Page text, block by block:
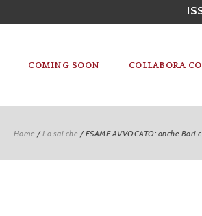
COMING SOON COLLABORA
Home /Lo sai che /ESAME AVVOCATO: anche